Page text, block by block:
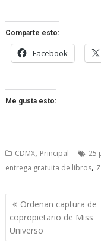
Comparte esto:
Facebook
Me gusta esto:
CDMX, Principal 25
entrega gratuita de libros,
Navegación
de
entradas
Ordenan captura de
copropietario de Miss
Universo